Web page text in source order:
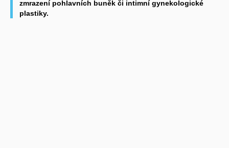
zmrazení pohlavních buněk či intimní gynekologické
plastiky.